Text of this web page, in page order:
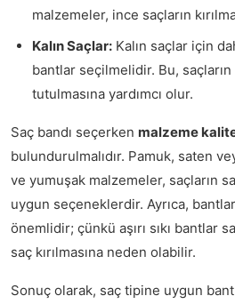
malzemeler, ince saçların
Kalın Saçlar: Kalın saçlar için
bantlar seçilmelidir. Bu,
tutulmasına yardımcı olur.
Saç bandı seçerken malzeme
bulundurulmalıdır. Pamuk, saten
ve yumuşak malzemeler, saçların
uygun seçeneklerdir. Ayrıca,
önemlidir; çünkü aşırı sıkı bantlar
saç kırılmasına neden olabilir.
Sonuç olarak, saç tipine uygun